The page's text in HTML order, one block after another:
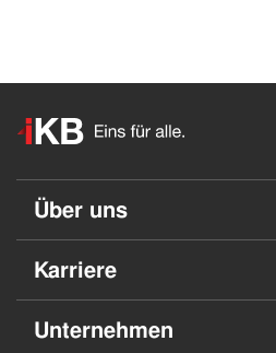
Über uns
Karriere
Unternehmen